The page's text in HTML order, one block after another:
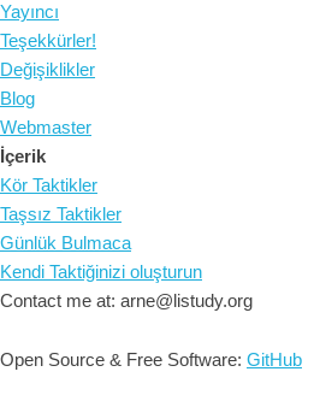
Yayıncı
Teşekkürler!
Değişiklikler
Blog
Webmaster
İçerik
Kör Taktikler
Taşsız Taktikler
Günlük Bulmaca
Kendi Taktiğinizi oluşturun
Contact me at: arne@listudy.org
Open Source & Free Software: GitHub